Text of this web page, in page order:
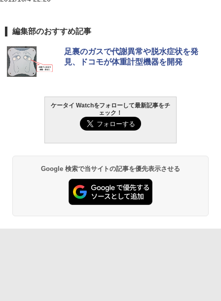
編集部のおすすめ記事
足裏のガスで代謝異常や脱水症状を発
見、ドコモが体重計型機器を開発
ケータイ Watchをフォローして最新記事をチ
ェック！
Google 検索で当サイトの記事を優先表示させる